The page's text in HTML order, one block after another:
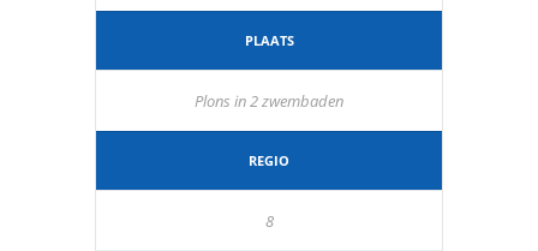
PLAATS
Plons in 2 zwembaden
REGIO
8